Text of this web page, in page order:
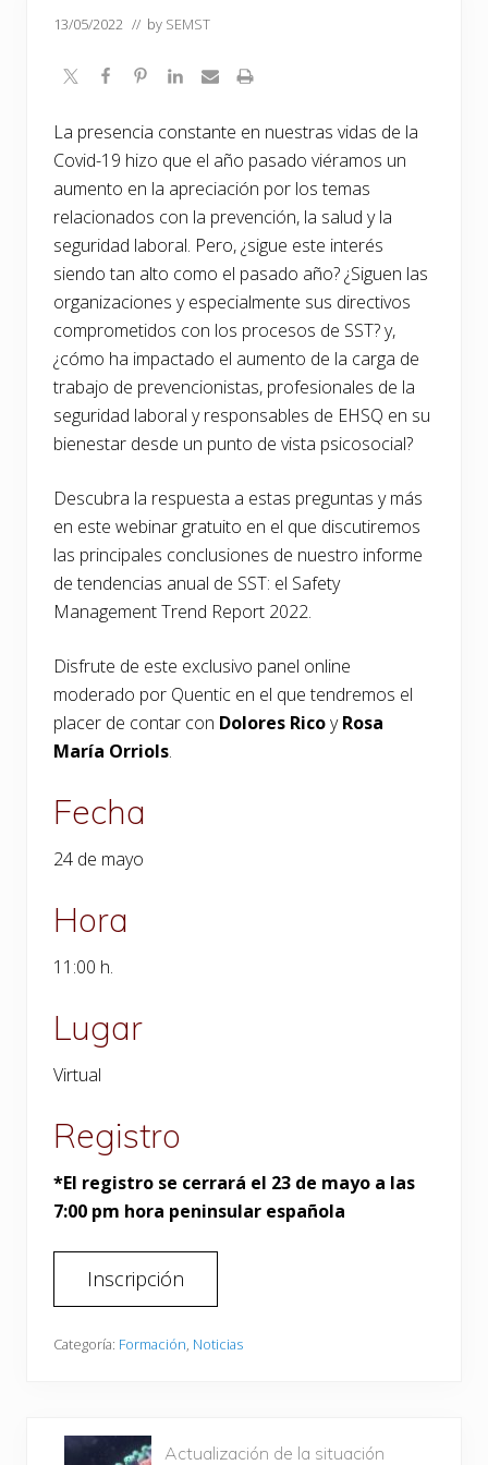
13/05/2022 // by SEMST
La presencia constante en nuestras vidas de la
Covid-19 hizo que el año pasado viéramos un
aumento en la apreciación por los temas
relacionados con la prevención, la salud y la
seguridad laboral. Pero, ¿sigue este interés
siendo tan alto como el pasado año? ¿Siguen las
organizaciones y especialmente sus directivos
comprometidos con los procesos de SST? y,
¿cómo ha impactado el aumento de la carga de
trabajo de prevencionistas, profesionales de la
seguridad laboral y responsables de EHSQ en su
bienestar desde un punto de vista psicosocial?
Descubra la respuesta a estas preguntas y más
en este webinar gratuito en el que discutiremos
las principales conclusiones de nuestro informe
de tendencias anual de SST: el Safety
Management Trend Report 2022.
Disfrute de este exclusivo panel online
moderado por Quentic en el que tendremos el
placer de contar con Dolores RicoyRosa
María Orriols.
Fecha
24 de mayo
Hora
11:00 h.
Lugar
Virtual
Registro
*El registro se cerrará el 23 de mayo a las
7:00 pm hora peninsular española
Inscripción
Categoría: Formación, Noticias
Actualización de la situación